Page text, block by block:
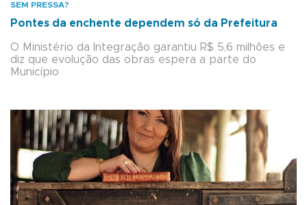
SEM PRESSA?
Pontes da enchente dependem só da Prefeitura
O Ministério da Integração garantiu R$ 5,6 milhões e
diz que evolução das obras espera a parte do
Município